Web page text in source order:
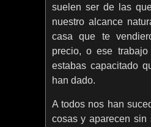
suelen ser de las
nuestro alcance
casa que te
precio, o ese
estabas capacitado
han dado.
A todos nos han
cosas y aparecen sin